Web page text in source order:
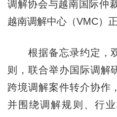
调解协会与越南国际仲
越南调解中心（VMC）
根据备忘录约定，
则，联合举办国际调解
跨境调解案件转介协作
并围绕调解规则、行